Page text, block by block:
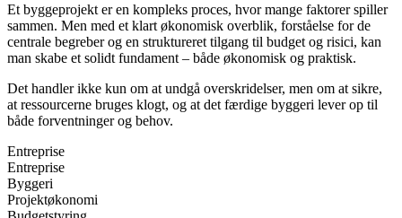
Et byggeprojekt er en kompleks proces, hvor mange faktorer spiller
sammen. Men med et klart økonomisk overblik, forståelse for de
centrale begreber og en struktureret tilgang til budget og risici, kan
man skabe et solidt fundament – både økonomisk og praktisk.
Det handler ikke kun om at undgå overskridelser, men om at sikre,
at ressourcerne bruges klogt, og at det færdige byggeri lever op til
både forventninger og behov.
Entreprise
Entreprise
Byggeri
Projektøkonomi